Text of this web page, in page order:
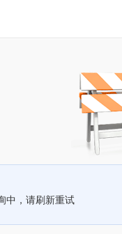
中，请刷新重试